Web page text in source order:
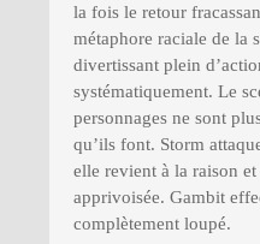
la fois le retour
métaphore raciale de la
divertissant plein
systématiquement. Le
personnages ne sont
qu’ils font. Storm
elle revient à la raison
apprivoisée. Gambit
complètement loupé.